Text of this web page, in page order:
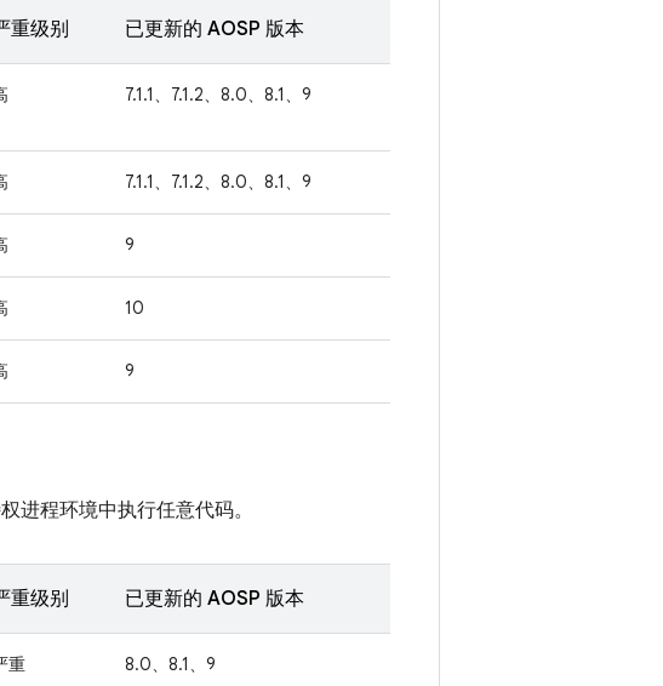
重级别 已更新的 AOSP 版本
7.1.1、7.1.2、8.0、8.1、9
7.1.1、7.1.2、8.0、8.1、9
9
10
9
进程环境中执行任意代码。
重级别 已更新的 AOSP 版本
重 8.0、8.1、9